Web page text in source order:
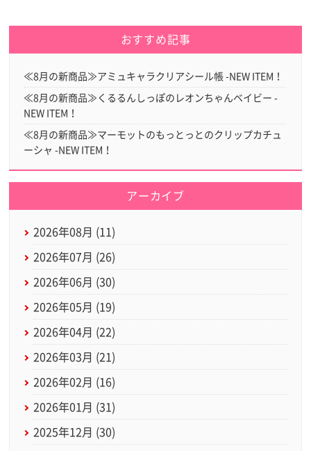
おすすめ記事
≪8月の新商品≫アミュキャラクリアシール帳 -NEW ITEM！
≪8月の新商品≫くるるんしっぽのレオンちゃんベイビー -
NEW ITEM！
≪8月の新商品≫マーモットのもっとっとのクリップカチュ
ーシャ -NEW ITEM！
アーカイブ
2026年08月 (11)
2026年07月 (26)
2026年06月 (30)
2026年05月 (19)
2026年04月 (22)
2026年03月 (21)
2026年02月 (16)
2026年01月 (31)
2025年12月 (30)